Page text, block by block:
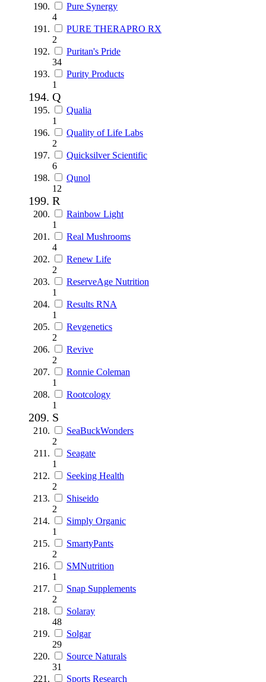
Pure Synergy
4
PURE THERAPRO RX
2
Puritan's Pride
34
Purity Products
1
Q
Qualia
1
Quality of Life Labs
2
Quicksilver Scientific
6
Qunol
12
R
Rainbow Light
1
Real Mushrooms
4
Renew Life
2
ReserveAge Nutrition
1
Results RNA
1
Revgenetics
2
Revive
2
Ronnie Coleman
1
Rootcology
1
S
SeaBuckWonders
2
Seagate
1
Seeking Health
2
Shiseido
2
Simply Organic
1
SmartyPants
2
SMNutrition
1
Snap Supplements
2
Solaray
48
Solgar
29
Source Naturals
31
Sports Research